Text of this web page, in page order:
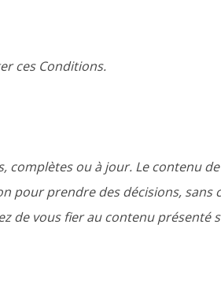
ces Conditions.
complètes ou à jour. Le contenu
pour prendre des décisions, sans
de vous fier au contenu présenté